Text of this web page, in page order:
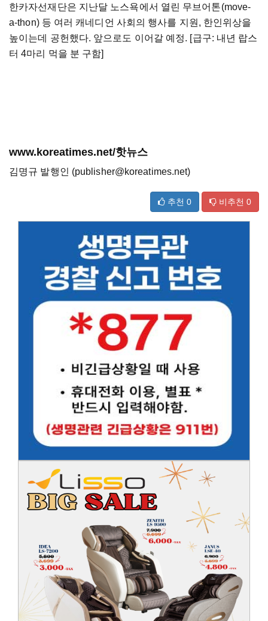
한카자선재단은 지난달 노스욕에서 열린 무브어톤(move-
a-thon) 등 여러 캐네디언 사회의 행사를 지원, 한인위상을
높이는데 공헌했다. 앞으로도 이어갈 예정. [급구: 내년 랍스
터 4마리 먹을 분 구함]
www.koreatimes.net/핫뉴스
김명규 발행인 (publisher@koreatimes.net)
추천 0 비추천 0